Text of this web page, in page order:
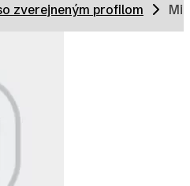
zverejneným profilom